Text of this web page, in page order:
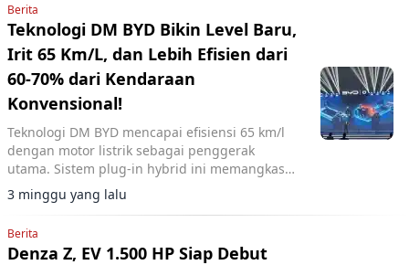
Berita
Teknologi DM BYD Bikin Level Baru,
Irit 65 Km/L, dan Lebih Efisien dari
60-70% dari Kendaraan
Konvensional!
Teknologi DM BYD mencapai efisiensi 65 km/l
dengan motor listrik sebagai penggerak
utama. Sistem plug-in hybrid ini memangkas
konsumsi bahan bakar 60-70% dibandingkan
kendaraan konvensional.
3 minggu yang lalu
Berita
Denza Z, EV 1.500 HP Siap Debut